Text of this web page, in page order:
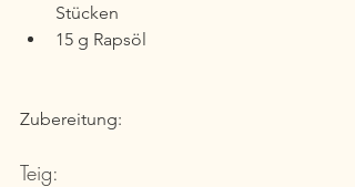
Stücken
15 g Rapsöl
Zubereitung:
Teig: